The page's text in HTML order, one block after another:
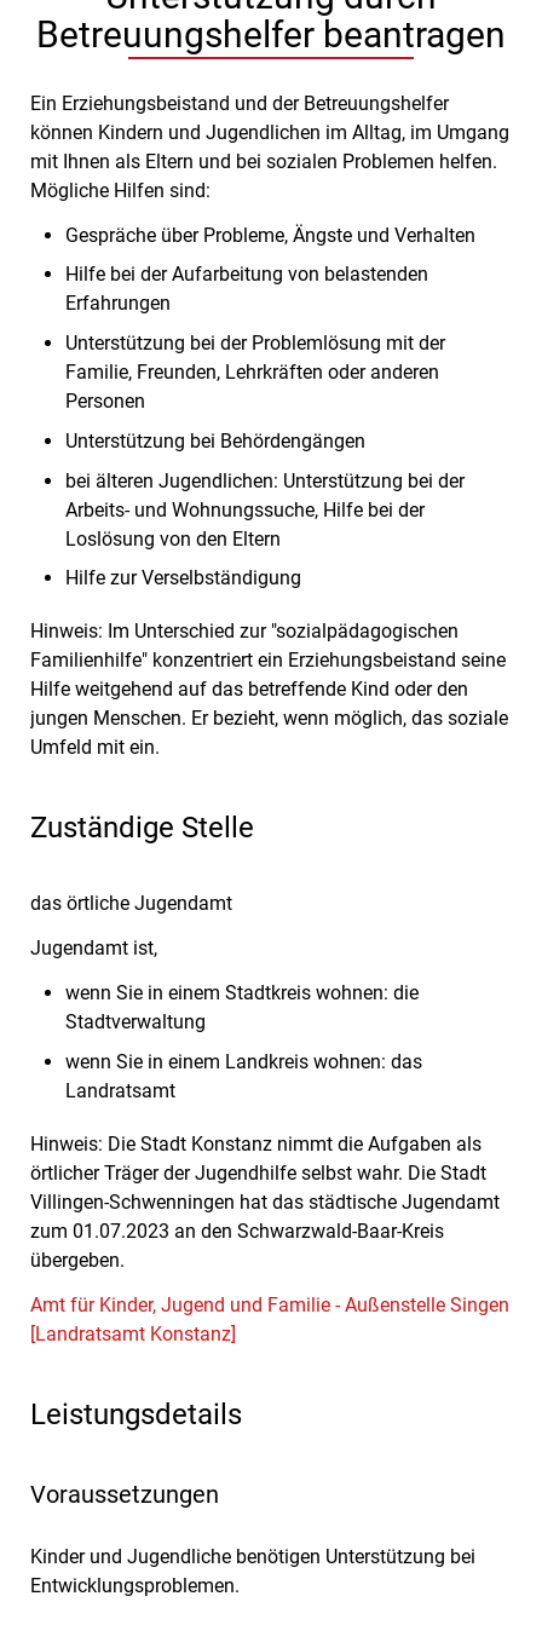
Betreuungshelfer beantragen
Ein Erziehungsbeistand und der Betreuungshelfer
können Kindern und Jugendlichen im Alltag, im Umgang
mit Ihnen als Eltern und bei sozialen Problemen helfen.
Mögliche Hilfen sind:
Gespräche über Probleme, Ängste und Verhalten
Hilfe bei der Aufarbeitung von belastenden
Erfahrungen
Unterstützung bei der Problemlösung mit der
Familie, Freunden, Lehrkräften oder anderen
Personen
Unterstützung bei Behördengängen
bei älteren Jugendlichen: Unterstützung bei der
Arbeits- und Wohnungssuche, Hilfe bei der
Loslösung von den Eltern
Hilfe zur Verselbständigung
Hinweis: Im Unterschied zur "sozialpädagogischen
Familienhilfe" konzentriert ein Erziehungsbeistand seine
Hilfe weitgehend auf das betreffende Kind oder den
jungen Menschen. Er bezieht, wenn möglich, das soziale
Umfeld mit ein.
Zuständige Stelle
das örtliche Jugendamt
Jugendamt ist,
wenn Sie in einem Stadtkreis wohnen: die
Stadtverwaltung
wenn Sie in einem Landkreis wohnen: das
Landratsamt
Hinweis: Die Stadt Konstanz nimmt die Aufgaben als
örtlicher Träger der Jugendhilfe selbst wahr. Die Stadt
Villingen-Schwenningen hat das städtische Jugendamt
zum 01.07.2023 an den Schwarzwald-Baar-Kreis
übergeben.
Amt für Kinder, Jugend und Familie - Außenstelle Singen
[Landratsamt Konstanz]
Leistungsdetails
Voraussetzungen
Kinder und Jugendliche benötigen Unterstützung bei
Entwicklungsproblemen.